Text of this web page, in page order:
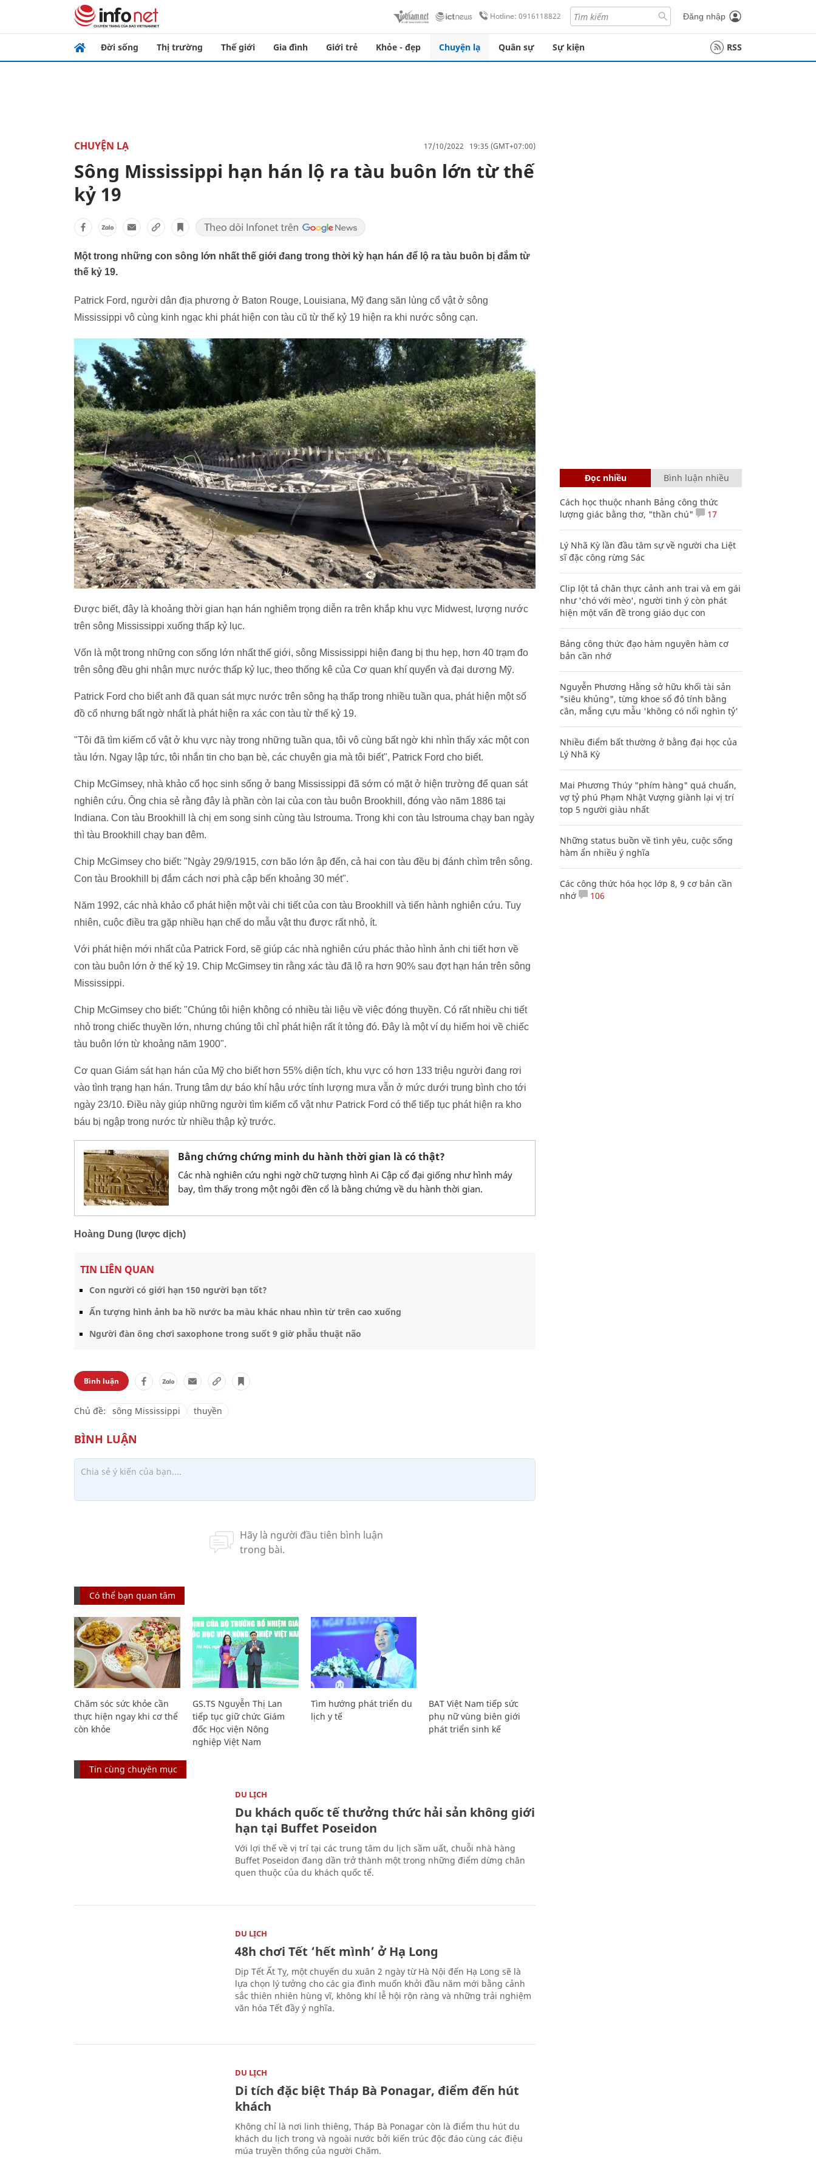
Hotline: 0916118822 Đăng nhập
Đời sống Thị trường Thế giới Gia đình Giới trẻ Khỏe - đẹp Chuyện lạ Quân sự Sự kiện RSS
CHUYỆN LẠ 17/10/2022 19:35 (GMT+07:00)
Sông Mississippi hạn hán lộ ra tàu buôn lớn từ thế
kỷ 19
Một trong những con sông lớn nhất thế giới đang trong thời kỳ hạn hán để lộ ra tàu buôn bị đắm từ
thế kỷ 19.
Patrick Ford, người dân địa phương ở Baton Rouge, Louisiana, Mỹ đang săn lùng cổ vật ở sông
Mississippi vô cùng kinh ngạc khi phát hiện con tàu cũ từ thế kỷ 19 hiện ra khi nước sông cạn.
Được biết, đây là khoảng thời gian hạn hán nghiêm trọng diễn ra trên khắp khu vực Midwest, lượng nước
trên sông Mississippi xuống thấp kỷ lục.
Vốn là một trong những con sống lớn nhất thế giới, sông Mississippi hiện đang bị thu hẹp, hơn 40 trạm đo
trên sông đều ghi nhận mực nước thấp kỷ lục, theo thống kê của Cơ quan khí quyển và đại dương Mỹ.
Patrick Ford cho biết anh đã quan sát mực nước trên sông hạ thấp trong nhiều tuần qua, phát hiện một số
đồ cổ nhưng bất ngờ nhất là phát hiện ra xác con tàu từ thế kỷ 19.
"Tôi đã tìm kiếm cổ vật ở khu vực này trong những tuần qua, tôi vô cùng bất ngờ khi nhìn thấy xác một con
tàu lớn. Ngay lập tức, tôi nhắn tin cho bạn bè, các chuyên gia mà tôi biết", Patrick Ford cho biết.
Chip McGimsey, nhà khảo cổ học sinh sống ở bang Mississippi đã sớm có mặt ở hiện trường để quan sát
nghiên cứu. Ông chia sẻ rằng đây là phần còn lại của con tàu buôn Brookhill, đóng vào năm 1886 tại
Indiana. Con tàu Brookhill là chị em song sinh cùng tàu Istrouma. Trong khi con tàu Istrouma chạy ban ngày
thì tàu Brookhill chạy ban đêm.
Chip McGimsey cho biết: "Ngày 29/9/1915, cơn bão lớn ập đến, cả hai con tàu đều bị đánh chìm trên sông.
Con tàu Brookhill bị đắm cách nơi phà cập bến khoảng 30 mét".
Năm 1992, các nhà khảo cổ phát hiện một vài chi tiết của con tàu Brookhill và tiến hành nghiên cứu. Tuy
nhiên, cuộc điều tra gặp nhiều hạn chế do mẫu vật thu được rất nhỏ, ít.
Với phát hiện mới nhất của Patrick Ford, sẽ giúp các nhà nghiên cứu phác thảo hình ảnh chi tiết hơn về
con tàu buôn lớn ở thế kỷ 19. Chip McGimsey tin rằng xác tàu đã lộ ra hơn 90% sau đợt hạn hán trên sông
Mississippi.
Chip McGimsey cho biết: "Chúng tôi hiện không có nhiều tài liệu về việc đóng thuyền. Có rất nhiều chi tiết
nhỏ trong chiếc thuyền lớn, nhưng chúng tôi chỉ phát hiện rất ít tỏng đó. Đây là một ví dụ hiếm hoi về chiếc
tàu buôn lớn từ khoảng năm 1900".
Cơ quan Giám sát hạn hán của Mỹ cho biết hơn 55% diện tích, khu vực có hơn 133 triệu người đang rơi
vào tình trạng hạn hán. Trung tâm dự báo khí hậu ước tính lượng mưa vẫn ở mức dưới trung bình cho tới
ngày 23/10. Điều này giúp những người tìm kiếm cổ vật như Patrick Ford có thể tiếp tục phát hiện ra kho
báu bị ngập trong nước từ nhiều thập kỷ trước.
Bằng chứng chứng minh du hành thời gian là có thật?
Các nhà nghiên cứu nghi ngờ chữ tượng hình Ai Cập cổ đại giống như hình máy
bay, tìm thấy trong một ngôi đền cổ là bằng chứng về du hành thời gian.
Hoàng Dung (lược dịch)
TIN LIÊN QUAN
Con người có giới hạn 150 người bạn tốt?
Ấn tượng hình ảnh ba hồ nước ba màu khác nhau nhìn từ trên cao xuống
Người đàn ông chơi saxophone trong suốt 9 giờ phẫu thuật não
Bình luận
Chủ đề: sông Mississippi thuyền
Có thể bạn quan tâm
Chăm sóc sức khỏe cần
thực hiện ngay khi cơ thể
còn khỏe
GS.TS Nguyễn Thị Lan
tiếp tục giữ chức Giám
đốc Học viện Nông
nghiệp Việt Nam
Tìm hướng phát triển du
lịch y tế
BAT Việt Nam tiếp sức
phụ nữ vùng biên giới
phát triển sinh kế
Tin cùng chuyên mục
DU LỊCH
Du khách quốc tế thưởng thức hải sản không giới
hạn tại Buffet Poseidon
Với lợi thế về vị trí tại các trung tâm du lịch sầm uất, chuỗi nhà hàng
Buffet Poseidon đang dần trở thành một trong những điểm dừng chân
quen thuộc của du khách quốc tế.
DU LỊCH
48h chơi Tết ‘hết mình’ ở Hạ Long
Dịp Tết Ất Tỵ, một chuyến du xuân 2 ngày từ Hà Nội đến Hạ Long sẽ là
lựa chọn lý tưởng cho các gia đình muốn khởi đầu năm mới bằng cảnh
sắc thiên nhiên hùng vĩ, không khí lễ hội rộn ràng và những trải nghiệm
văn hóa Tết đầy ý nghĩa.
DU LỊCH
Di tích đặc biệt Tháp Bà Ponagar, điểm đến hút
khách
Không chỉ là nơi linh thiêng, Tháp Bà Ponagar còn là điểm thu hút du
khách du lịch trong và ngoài nước bởi kiến trúc độc đáo cùng các điệu
múa truyền thống của người Chăm.
Đọc nhiều Bình luận nhiều
Cách học thuộc nhanh Bảng công thức
lượng giác bằng thơ, "thần chú"
17
Lý Nhã Kỳ lần đầu tâm sự về người cha Liệt
sĩ đặc công rừng Sác
Clip lột tả chân thực cảnh anh trai và em gái
như 'chó với mèo', người tinh ý còn phát
hiện một vấn đề trong giáo dục con
Bảng công thức đạo hàm nguyên hàm cơ
bản cần nhớ
Nguyễn Phương Hằng sở hữu khối tài sản
"siêu khủng", từng khoe sổ đỏ tính bằng
cân, mắng cựu mẫu 'không có nổi nghìn tỷ'
Nhiều điểm bất thường ở bằng đại học của
Lý Nhã Kỳ
Mai Phương Thúy "phím hàng" quá chuẩn,
vợ tỷ phú Phạm Nhật Vượng giành lại vị trí
top 5 người giàu nhất
Những status buồn về tình yêu, cuộc sống
hàm ẩn nhiều ý nghĩa
Các công thức hóa học lớp 8, 9 cơ bản cần
nhớ
106